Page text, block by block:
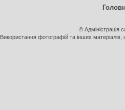
© Адміністрація
Використання фотографій та інших матеріалів,